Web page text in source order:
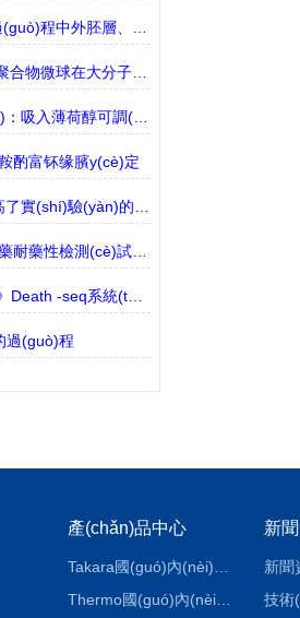
天地人和----大孔聚合物微球在大分子純化中的應(yīng)用
研究發(fā)現(xiàn)：吸入薄荷醇可調(diào)節(jié)阿爾茨海默病模型的免疫力
酌富钚缘臏y(cè)定
fujifilm-wako---多藥耐藥性檢測(cè)試劑盒——監(jiān)測(cè)三種ABC轉(zhuǎn)運(yùn)蛋白
《細(xì)胞—代謝》Death -seq系統(tǒng)能夠篩選細(xì)胞死亡途徑
過(guò)程
產(chǎn)品中心
Thermo國(guó)內(nèi)代理
新
新聞
技術